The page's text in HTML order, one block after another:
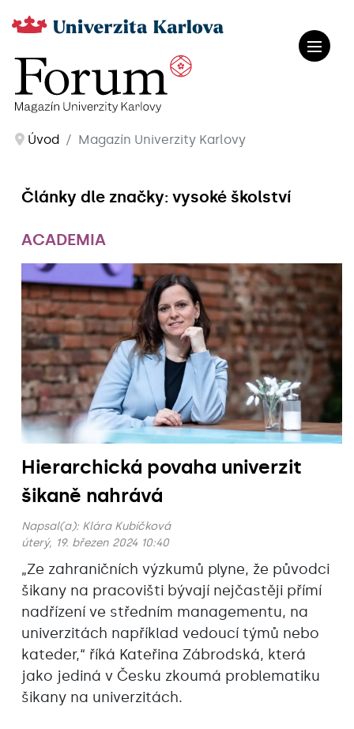
Úvod Magazín Univerzity Karlovy
Články dle značky: vysoké školství
ACADEMIA
Hierarchická povaha univerzit
šikaně nahrává
Napsal(a): Klára Kubíčková
úterý, 19. březen 2024 10:40
„Ze zahraničních výzkumů plyne, že původci
šikany na pracovišti bývají nejčastěji přímí
nadřízení ve středním managementu, na
univerzitách například vedoucí týmů nebo
kateder,“ říká Kateřina Zábrodská, která
jako jediná v Česku zkoumá problematiku
šikany na univerzitách.